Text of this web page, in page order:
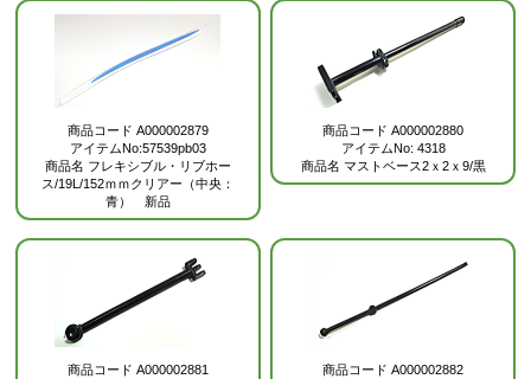
商品コード A000002879
アイテムNo:57539pb03
商品名 フレキシブル・リブホー
ス/19L/152ｍｍクリアー（中央：
青） 新品
商品コード A000002880
アイテムNo: 4318
商品名 マストベース2ｘ2ｘ9/黒
商品コード A000002881
商品コード A000002882